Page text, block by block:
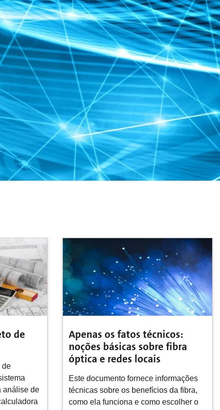
da fibra,
o
Visite nossa sede
A sede da Corning Optical
Communications foi construída em uma
rede rica em fibras, pronta para o
futuro. Ao implantar fibra e energia por
meio de cabo composto até a